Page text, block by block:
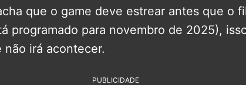
que o game deve estrear antes que o
programado para novembro de 2025),
não irá acontecer.
PUBLICIDADE